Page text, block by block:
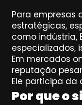
Para empresas
estratégicas,
como indústria,
especializados,
Em mercados
reputação
Ele participa da
Por que o